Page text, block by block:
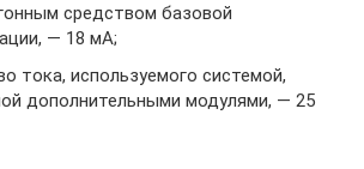
средством базовой
— 18 мА;
тока, используемого системой,
дополнительными модулями, — 25